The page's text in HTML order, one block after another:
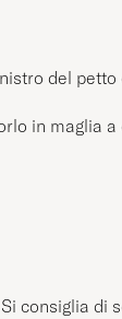
del
in maglia a
consiglia di